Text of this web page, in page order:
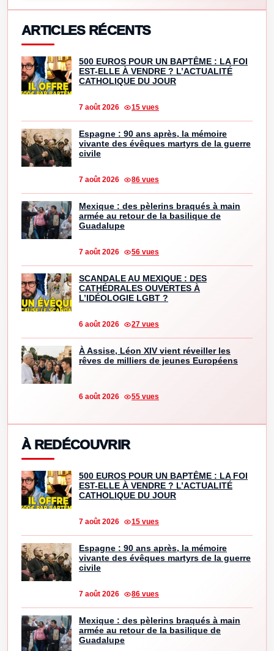
ARTICLES RÉCENTS
500 EUROS POUR UN BAPTÊME : LA FOI
EST-ELLE À VENDRE ? L’ACTUALITÉ
CATHOLIQUE DU JOUR
7 août 2026 15 vues
Espagne : 90 ans après, la mémoire
vivante des évêques martyrs de la guerre
civile
7 août 2026 86 vues
Mexique : des pèlerins braqués à main
armée au retour de la basilique de
Guadalupe
7 août 2026 56 vues
SCANDALE AU MEXIQUE : DES
CATHÉDRALES OUVERTES À
L’IDÉOLOGIE LGBT ?
6 août 2026 27 vues
À Assise, Léon XIV vient réveiller les
rêves de milliers de jeunes Européens
6 août 2026 55 vues
À REDÉCOUVRIR
500 EUROS POUR UN BAPTÊME : LA FOI
EST-ELLE À VENDRE ? L’ACTUALITÉ
CATHOLIQUE DU JOUR
7 août 2026 15 vues
Espagne : 90 ans après, la mémoire
vivante des évêques martyrs de la guerre
civile
7 août 2026 86 vues
Mexique : des pèlerins braqués à main
armée au retour de la basilique de
Guadalupe